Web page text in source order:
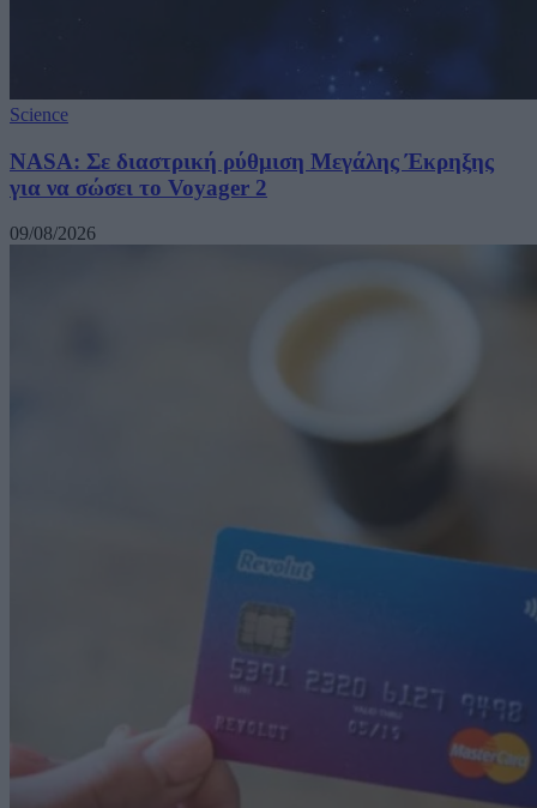
Science
NASA: Σε διαστρική ρύθμιση Μεγάλης Έκρηξης
για να σώσει το Voyager 2
09/08/2026